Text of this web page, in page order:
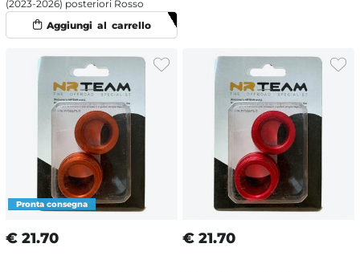
(2023-2026) posteriori Rosso
€ 21.70 € 21.70